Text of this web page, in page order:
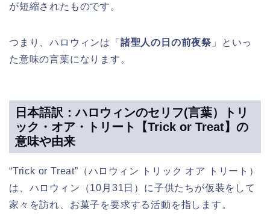
が短縮されたものです。
つまり、ハロウィンは「 諸聖人の日の前夜祭 」といっ
た意味の言葉になります。
日本語訳：ハロウィンのセリフ(言葉）トリ
ック・オア・トリート【Trick or Treat】の
意味や由来
“Trick or Treat”（ハロウィン トリック オア トリート）
は、ハロウィン（10月31日）に子供たちが仮装をして
家々を訪れ、お菓子を要求する活動を指します。